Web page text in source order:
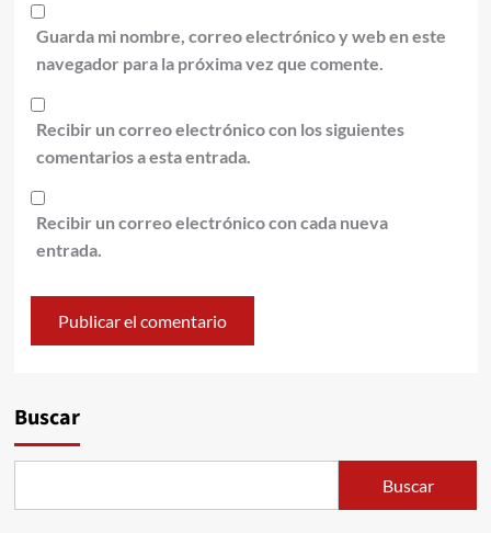
Guarda mi nombre, correo electrónico y web en este
navegador para la próxima vez que comente.
Recibir un correo electrónico con los siguientes
comentarios a esta entrada.
Recibir un correo electrónico con cada nueva
entrada.
Buscar
Buscar